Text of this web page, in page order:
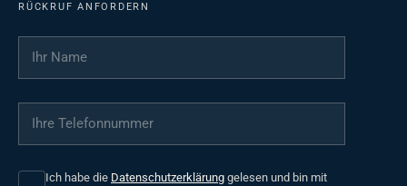
RÜCKRUF ANFORDERN
Ihr Name
Ihre Telefonnummer
Ich habe die Datenschutzerklärung gelesen und bin mit